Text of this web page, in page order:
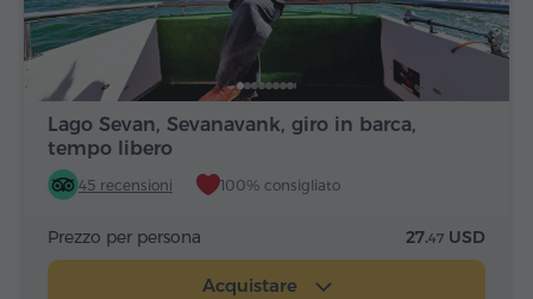
Lago Sevan, Sevanavank, giro in barca,
tempo libero
45 recensioni 100% consigliato
Prezzo per persona 27.47 USD
Acquistare